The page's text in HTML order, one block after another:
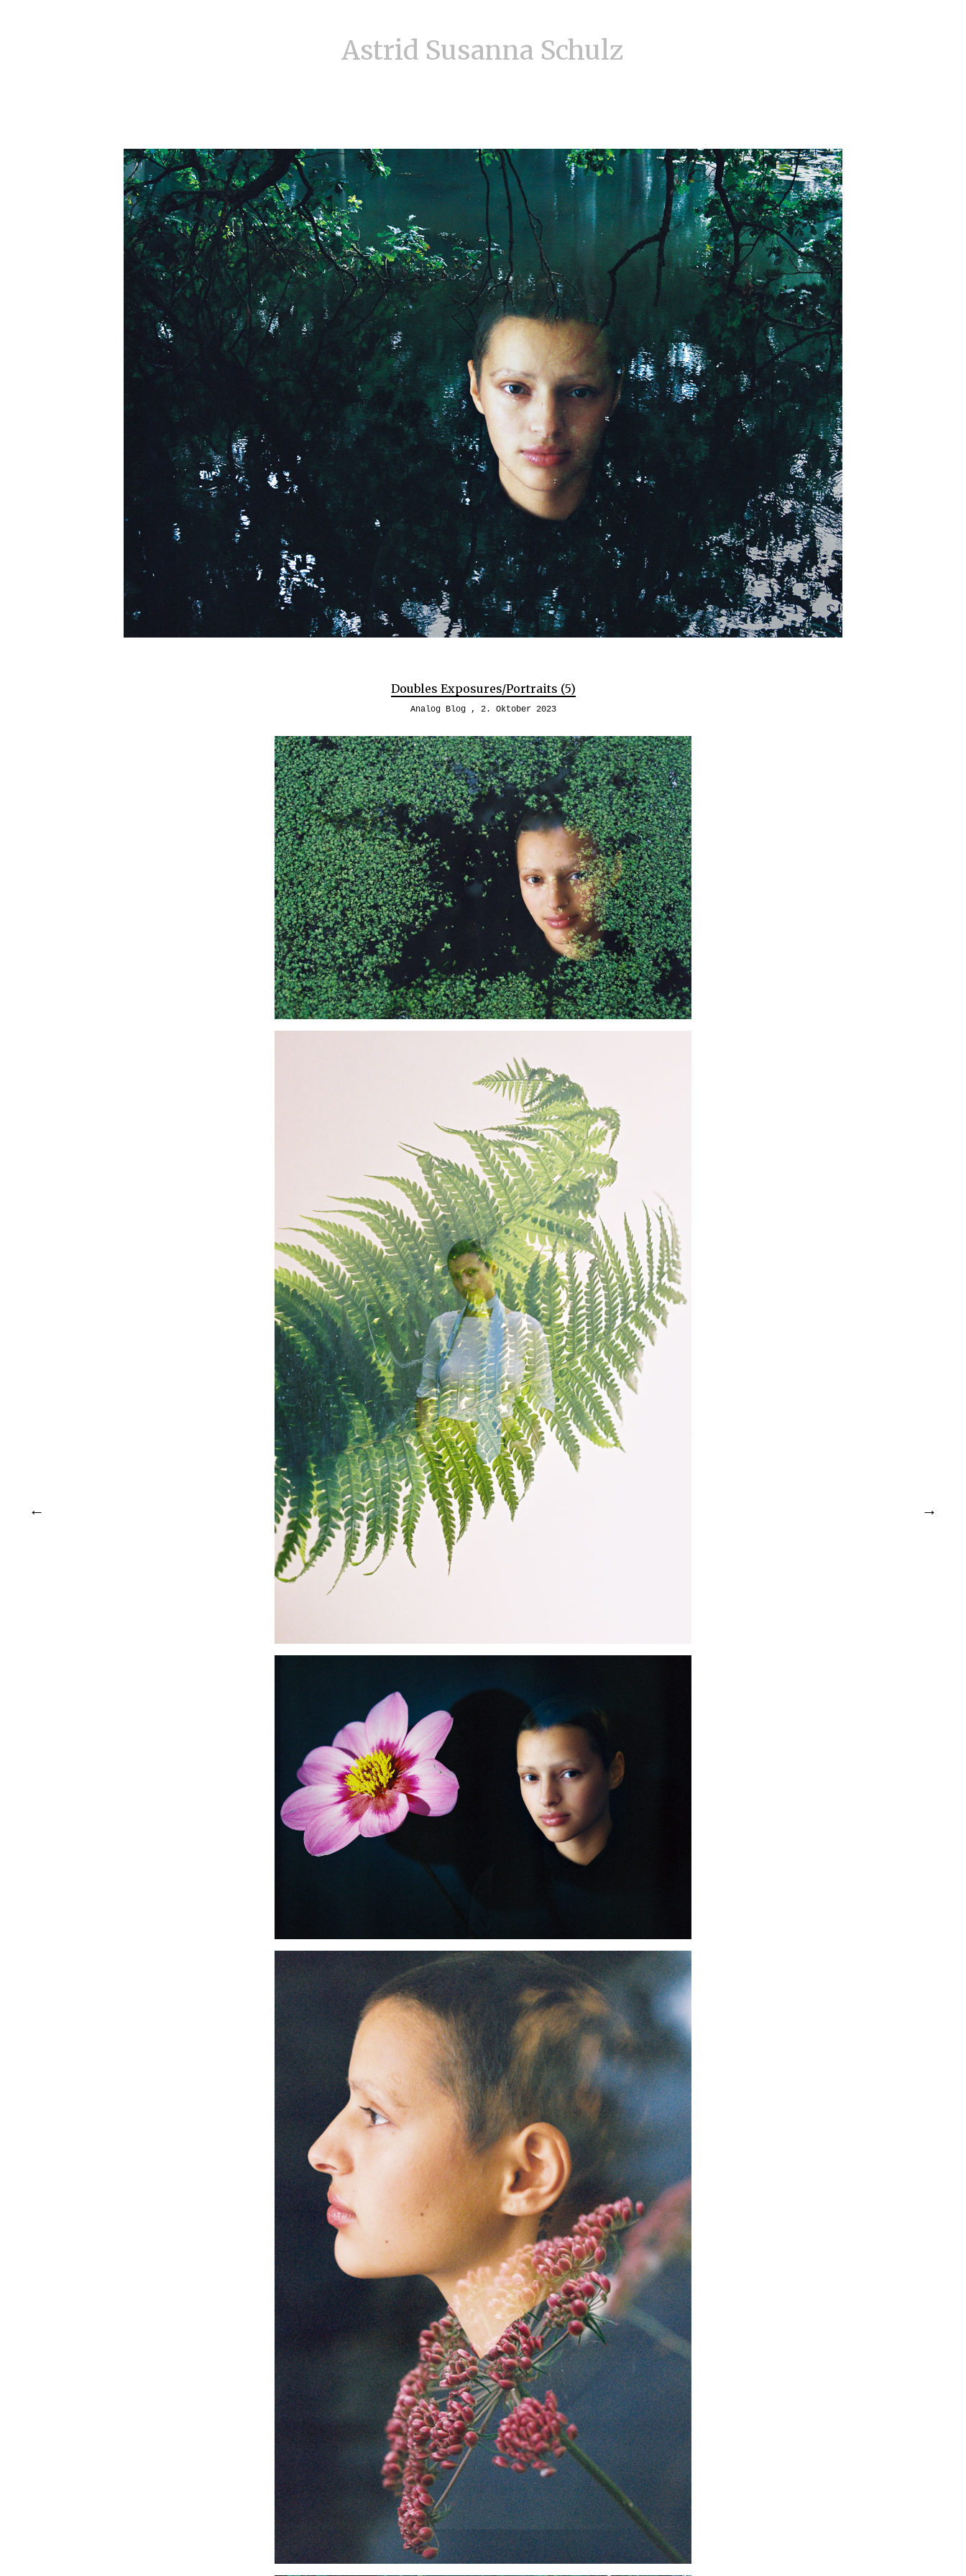
Astrid Susanna Schulz
Doubles Exposures/Portraits (5)
Analog Blog 2. Oktober 2023